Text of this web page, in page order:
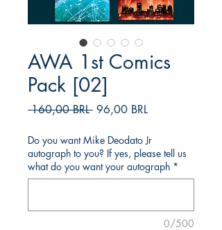
AWA 1st Comics
Pack [02]
160,00 BRL Prezzo
96,00 BRLPrezzo
Do you want Mike Deodato Jr
autograph to you? If yes, please tell us
what do you want your autograph *
0/500